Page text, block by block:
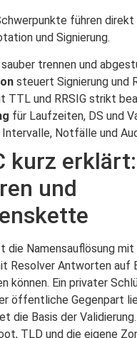
führen direkt
und Signierung.
sauber trennen und
steuert Signierung und
TTL und RRSIG strikt
für Laufzeiten, DS und
Notfälle und
kurz erklärt:
und
die Namensauflösung
Resolver Antworten auf
können. Ein privater
öffentliche Gegenpart
die Basis der
TLD und die eigene